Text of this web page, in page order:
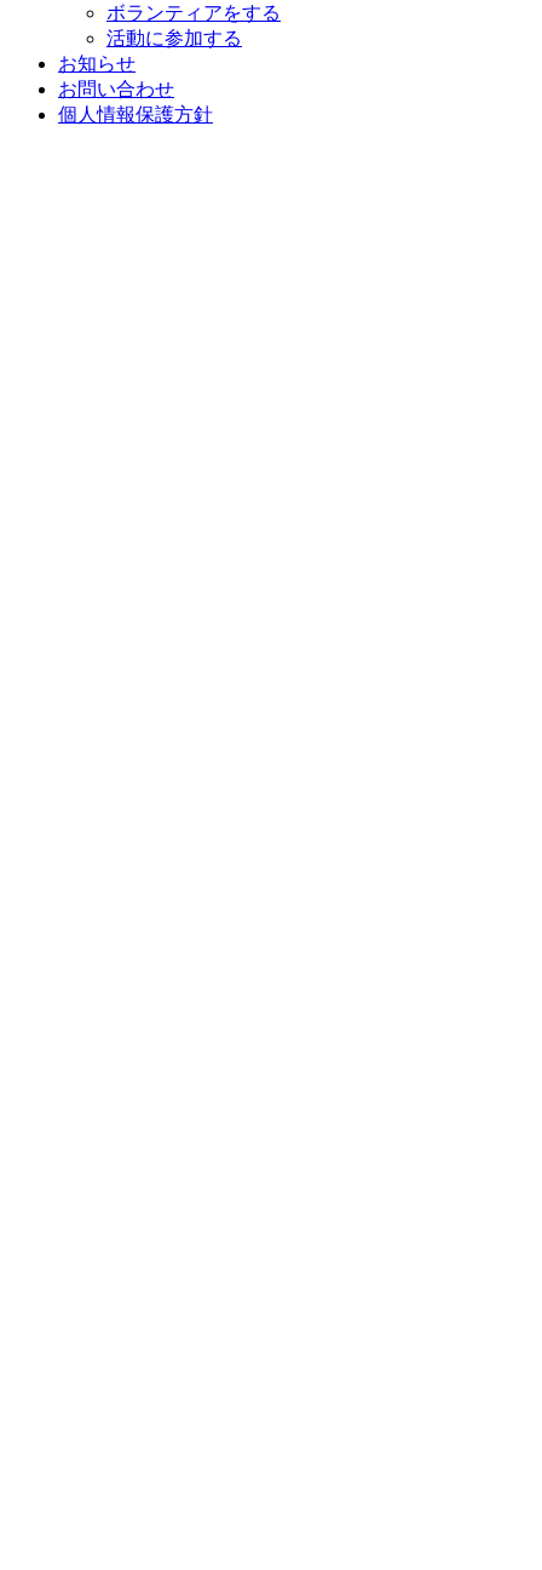
ボランティアをする
活動に参加する
お知らせ
お問い合わせ
個人情報保護方針